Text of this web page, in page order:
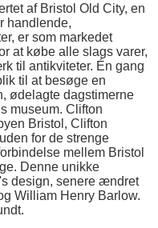
af Bristol Old City, en
handlende,
er som markedet
at købe alle slags varer,
til antikviteter. Én gang
til at besøge en
ødelagte dagstimerne
museum. Clifton
Bristol, Clifton
for de strenge
mellem Bristol
Denne unikke
design, senere ændret
William Henry Barlow.